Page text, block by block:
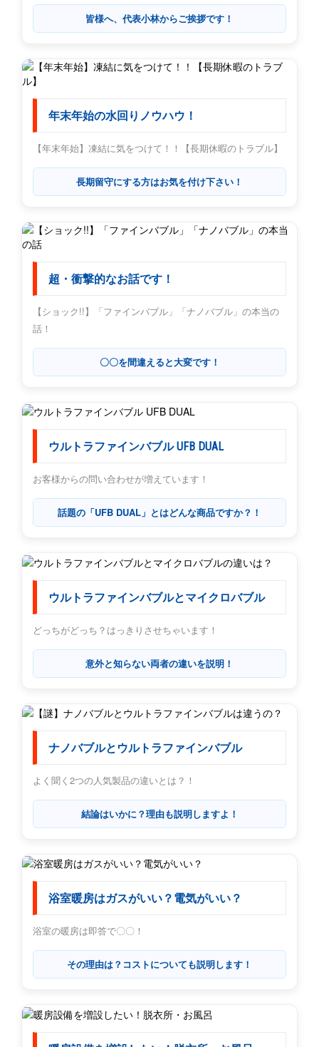
皆様へ、代表小林からご挨拶です！
年末年始の水回りノウハウ！
【年末年始】凍結に気をつけて！！【長期休暇のトラブル】
長期留守にする方はお気を付け下さい！
超・衝撃的なお話です！
【ショック!!】「ファインバブル」「ナノバブル」の本当の
話！
〇〇を間違えると大変です！
ウルトラファインバブル UFB DUAL
お客様からの問い合わせが増えています！
話題の「UFB DUAL」とはどんな商品ですか？！
ウルトラファインバブルとマイクロバブル
どっちがどっち？はっきりさせちゃいます！
意外と知らない両者の違いを説明！
ナノバブルとウルトラファインバブル
よく聞く2つの人気製品の違いとは？！
結論はいかに？理由も説明しますよ！
浴室暖房はガスがいい？電気がいい？
浴室の暖房は即答で〇〇！
その理由は？コストについても説明します！